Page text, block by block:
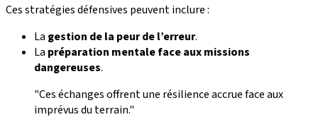
Ces stratégies défensives peuvent inclure :
La gestion de la peur de l’erreur.
La préparation mentale face aux missions
dangereuses.
"Ces échanges offrent une résilience accrue face aux
imprévus du terrain."